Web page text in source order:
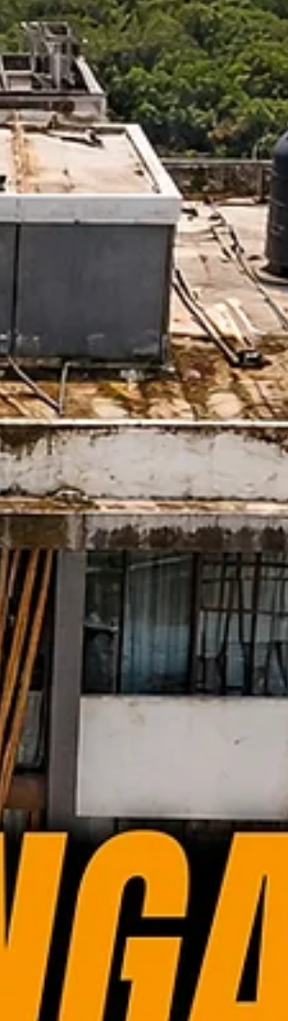
NUNCA construyas estos apartamentos ❌ (Error que te
costará dinero)